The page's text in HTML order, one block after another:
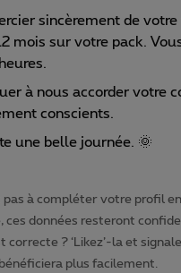
sincèrement de
mois sur votre pack.
à nous accorder votre
conscients.
une belle journée. 🌞
à compléter votre profil
ces données resteront
? ‘Likez’-la et
plus facilement.